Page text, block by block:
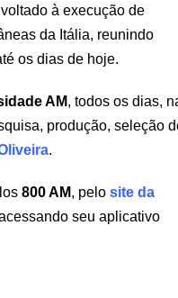
à execução de
da Itália, reunindo
os dias de hoje.
AM, todos os dias,
produção, seleção
.
800 AM, pelo site da
seu aplicativo